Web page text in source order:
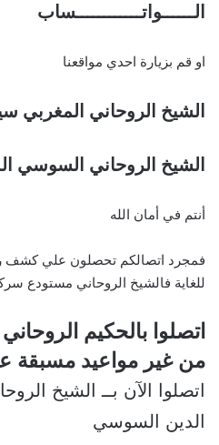
الــــــواتــــــــــــساب
او قم بزيارة احدي مواقعنا
الشيخ الروحاني
الشيخ الروحاني السوسي
أنتم في أمان الله
فمجرد اتصالكم تحصلون علي
للغاية فالشيخ الروحاني مستودع
اتصلوا بالحكيم
من غير مواعيد مسبقة
اتصلوا الآن بــ الشيخ
الدين السوسي